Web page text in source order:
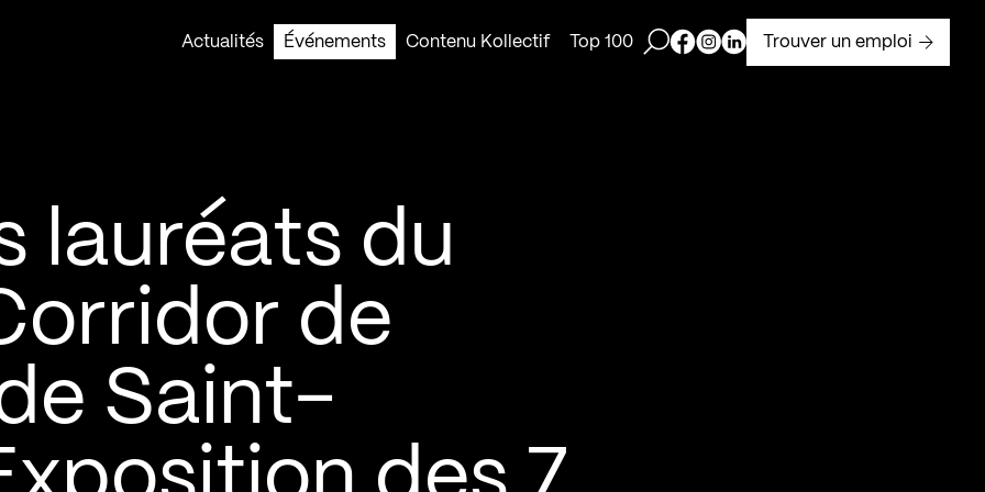
Actualités
Événements Contenu Kollectif Top 100 Ouvrir la barre de recherche
Page Facebook de Kollectif
Page Instagram de Kollectif
Page Linkedin de Kollectif
Trouver un emploi
lauréats du
de
Saint-